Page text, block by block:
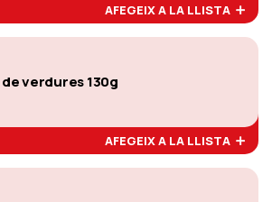
AFEGEIX A LA LLISTA
verdures 130g
AFEGEIX A LA LLISTA